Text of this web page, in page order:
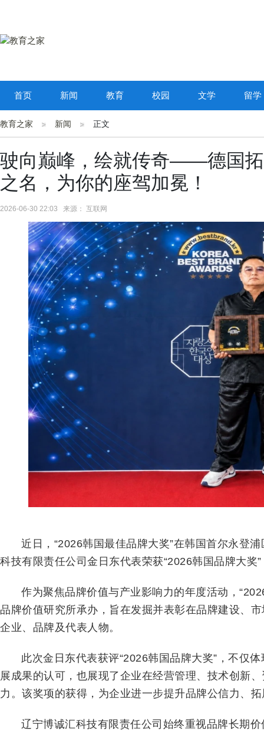
首页 新闻 教育 校园 文学 留学
教育之家 新闻 正文
驶向巅峰，绘就传奇——德国
之名，为你的座驾加冕！
2026-06-30 22:03 来源： 互联网
近日，“2026韩国最佳品牌大奖”在韩国首尔永登
科技有限责任公司金日东代表荣获“2026韩国品牌大奖
作为聚焦品牌价值与产业影响力的年度活动，
品牌价值研究所承办，旨在发掘并表彰在品牌建设、
企业、品牌及代表人物。
此次金日东代表获评“2026韩国品牌大奖”，不仅
展成果的认可，也展现了企业在经营管理、技术创新
力。该奖项的获得，为企业进一步提升品牌公信力、
辽宁博诚汇科技有限责任公司始终重视品牌长期